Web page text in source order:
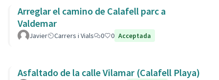
Arreglar el camino de Calafell parc a
Valdemar
Javier Carrers i Vials 0 0 Acceptada
Asfaltado de la calle Vilamar (Calafell Playa)